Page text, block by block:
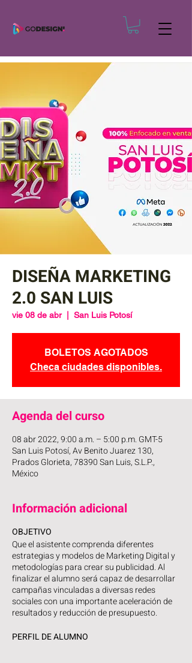
DISEÑA MARKETING
2.0 SAN LUIS
vie 08 de abr
  |
San Luis Potosí
BOLETOS AGOTADOS
Checa ciudades disponibles.
Agenda del curso
08 abr 2022, 9:00 a.m. – 5:00 p.m. GMT-5
San Luis Potosí, Av Benito Juarez 130,
Prados Glorieta, 78390 San Luis, S.L.P.,
México
Información adicional
OBJETIVO
Que el asistente comprenda diferentes
estrategias y modelos de Marketing Digital y
metodologías para crear su publicidad. Al
finalizar el alumno será capaz de desarrollar
campañas vinculadas a diversas redes
sociales con una importante aceleración de
resultados y reducción de presupuesto.
PERFIL DE ALUMNO